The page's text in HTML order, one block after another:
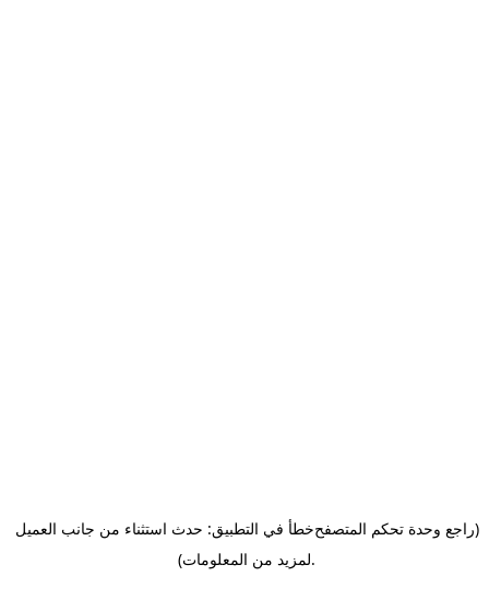
خطأ في التطبيق: حدث استثناء من جانب العميل(راجع وحدة تحكم المتصفح
لمزيد من المعلومات).